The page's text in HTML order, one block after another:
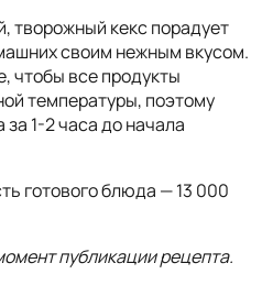
творожный кекс порадует
своим нежным вкусом.
чтобы все продукты
температуры, поэтому
1-2 часа до начала
готового блюда — 13 000
публикации рецепта.